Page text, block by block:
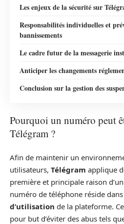
Les enjeux de la sécurité sur
Responsabilités individuelles et
bannissements
Le cadre futur de la messagerie
Anticiper les changements
Conclusion sur la gestion des
Pourquoi un numéro peut
Télégram ?
Afin de maintenir un
utilisateurs, Télégram applique
première et principale raison d’un
numéro de téléphone réside
d’utilisation de la plateforme.
pour but d’éviter des abus tels